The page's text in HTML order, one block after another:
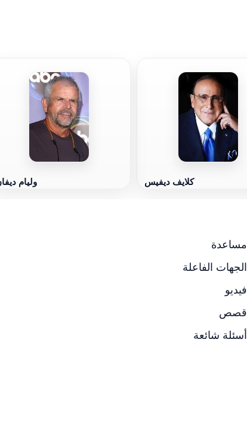
كلايف ديفيس وليام
مساعدة
الجهات الفاعلة
فيديو
قصص
أسئلة شائعة